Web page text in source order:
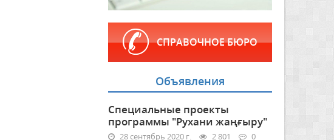
СПРАВОЧНОЕ БЮРО
Объявления
Специальные проекты
программы "Рухани жаңғыру"
28 сентябрь 2020 г. 2 801 0